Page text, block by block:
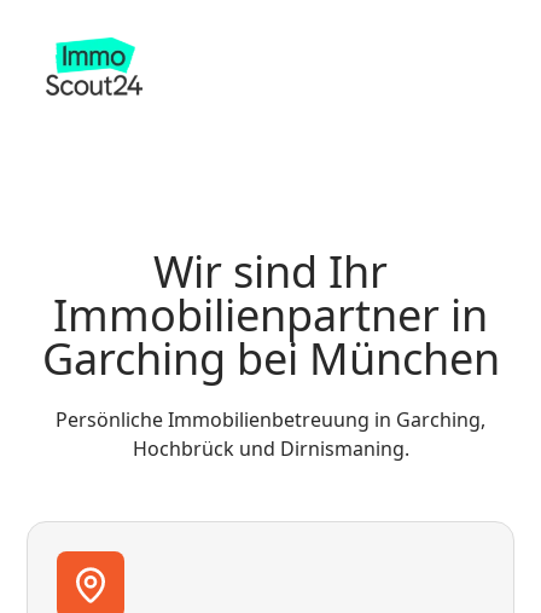
Wir sind Ihr
Immobilienpartner in
Garching bei München
Persönliche Immobilienbetreuung in Garching,
Hochbrück und Dirnismaning.